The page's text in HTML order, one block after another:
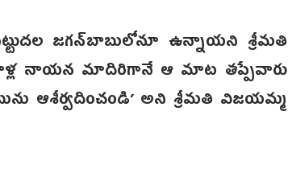
జగన్‌బాబులోనూ ఉన్నాయ‌ని శ్రీమతి
నాయన మాదిరిగానే ఆ మాట తప్పేవారు
ఆశీర్వదించండి’ అని శ్రీమతి విజయమ్మ